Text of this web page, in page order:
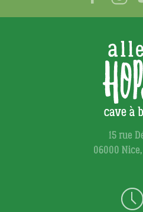
15 rue
06000